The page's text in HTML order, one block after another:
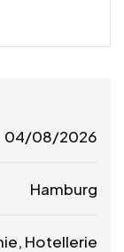
04/08/2026
Hamburg
Hotellerie